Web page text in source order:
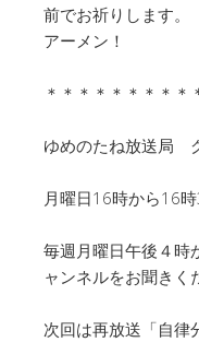
前でお祈りします。
アーメン！
＊＊＊＊＊＊＊＊＊
ゆめのたね放送局
月曜日16時から16
毎週月曜日午後４時
ャンネルをお聞きく
次回は再放送「自律